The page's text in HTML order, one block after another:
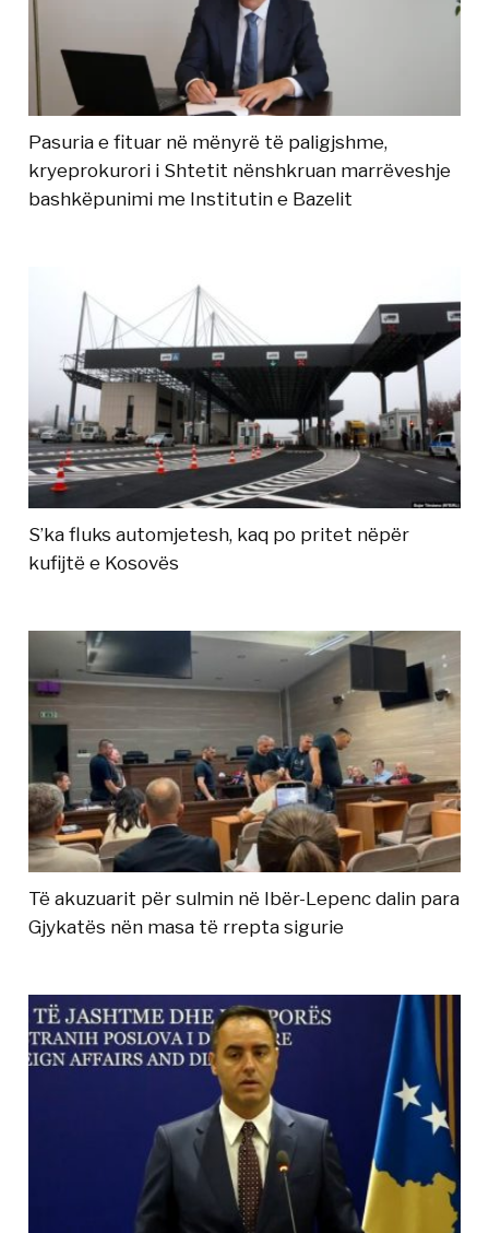
Pasuria e fituar në mënyrë të paligjshme,
kryeprokurori i Shtetit nënshkruan marrëveshje
bashkëpunimi me Institutin e Bazelit
S’ka fluks automjetesh, kaq po pritet nëpër
kufijtë e Kosovës
Të akuzuarit për sulmin në Ibër-Lepenc dalin para
Gjykatës nën masa të rrepta sigurie